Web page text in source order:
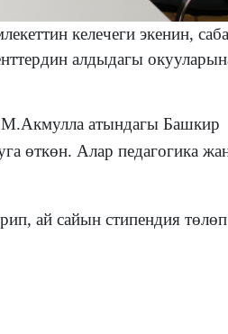
келечеги экенин,
алдыдагы
М.Акмулла атындагы Башкир
өткөн. Алар педагогика
ай сайын стипендия төлөп